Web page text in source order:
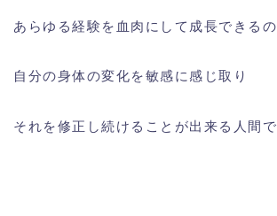
あらゆる経験を血肉にして成長できる
自分の身体の変化を敏感に感じ取り
それを修正し続けることが出来る人間で